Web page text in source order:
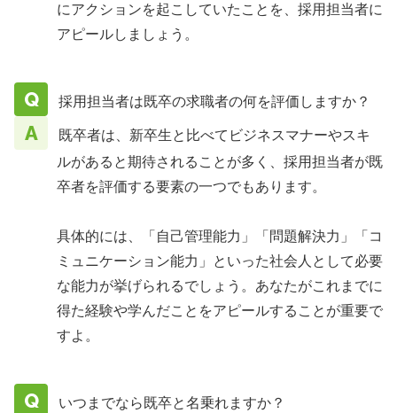
にアクションを起こしていたことを、採用担当者に
アピールしましょう。
採用担当者は既卒の求職者の何を評価しますか？
既卒者は、新卒生と比べてビジネスマナーやスキ
ルがあると期待されることが多く、採用担当者が既
卒者を評価する要素の一つでもあります。
具体的には、「自己管理能力」「問題解決力」「コ
ミュニケーション能力」といった社会人として必要
な能力が挙げられるでしょう。あなたがこれまでに
得た経験や学んだことをアピールすることが重要で
すよ。
いつまでなら既卒と名乗れますか？